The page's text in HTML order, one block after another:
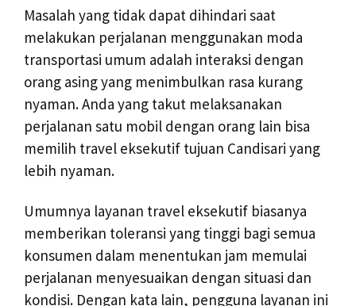
Masalah yang tidak dapat dihindari saat
melakukan perjalanan menggunakan moda
transportasi umum adalah interaksi dengan
orang asing yang menimbulkan rasa kurang
nyaman. Anda yang takut melaksanakan
perjalanan satu mobil dengan orang lain bisa
memilih travel eksekutif tujuan Candisari yang
lebih nyaman.
Umumnya layanan travel eksekutif biasanya
memberikan toleransi yang tinggi bagi semua
konsumen dalam menentukan jam memulai
perjalanan menyesuaikan dengan situasi dan
kondisi. Dengan kata lain, pengguna layanan ini